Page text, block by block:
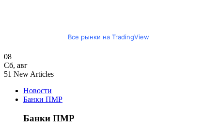
Все рынки на TradingView
08
Сб, авг
51 New Articles
Новости
Банки ПМР
Банки ПМР